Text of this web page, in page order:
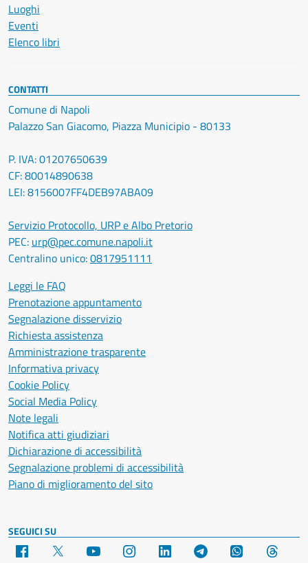
Luoghi
Eventi
Elenco libri
CONTATTI
Comune di Napoli
Palazzo San Giacomo, Piazza Municipio - 80133
P. IVA: 01207650639
CF: 80014890638
LEI: 8156007FF4DEB97ABA09
Servizio Protocollo, URP e Albo Pretorio
PEC: urp@pec.comune.napoli.it
Centralino unico:0817951111
Leggi le FAQ
Prenotazione appuntamento
Segnalazione disservizio
Richiesta assistenza
Amministrazione trasparente
Informativa privacy
Cookie Policy
Social Media Policy
Note legali
Notifica atti giudiziari
Dichiarazione di accessibilità
Segnalazione problemi di accessibilità
Piano di miglioramento del sito
SEGUICI SU
Facebook YouTube Instagram LinkedIn Telegram WhatsApp